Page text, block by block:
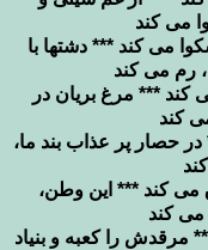
می کند
می کند *** دشتها با
رم می کند
*** مرغ بریان در
کند
حصار پر عذاب بند ما،
می کند *** این وطن،
می کند
را کعبه و بنیاد